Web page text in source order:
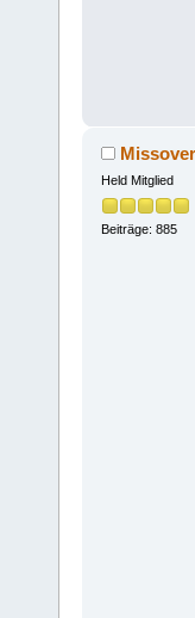
Held Mitglied
Beiträge: 885